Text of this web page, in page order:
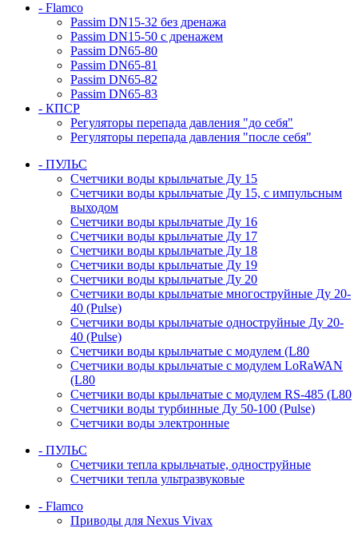
- Flamco
Passim DN15-32 без дренажа
Passim DN15-50 с дренажем
Passim DN65-80
Passim DN65-81
Passim DN65-82
Passim DN65-83
- КПСР
Регуляторы перепада давления "до себя"
Регуляторы перепада давления "после себя"
- ПУЛЬС
Счетчики воды крыльчатые Ду 15
Счетчики воды крыльчатые Ду 15, с импульсным
выходом
Счетчики воды крыльчатые Ду 16
Счетчики воды крыльчатые Ду 17
Счетчики воды крыльчатые Ду 18
Счетчики воды крыльчатые Ду 19
Счетчики воды крыльчатые Ду 20
Счетчики воды крыльчатые многоструйные Ду 20-
40 (Pulse)
Счетчики воды крыльчатые одноструйные Ду 20-
40 (Pulse)
Счетчики воды крыльчатые с модулем (L80
Счетчики воды крыльчатые с модулем LoRaWAN
(L80
Счетчики воды крыльчатые с модулем RS-485 (L80
Счетчики воды турбинные Ду 50-100 (Pulse)
Счетчики воды электронные
- ПУЛЬС
Счетчики тепла крыльчатые, одноструйные
Счетчики тепла ультразвуковые
- Flamco
Приводы для Nexus Vivax